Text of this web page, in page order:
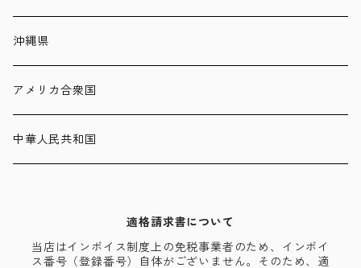
沖縄県
アメリカ合衆国
中華人民共和国
適格請求書について
当店はインボイス制度上の免税事業者のため、インボイ
ス番号（登録番号）自体がございません。そのため、適